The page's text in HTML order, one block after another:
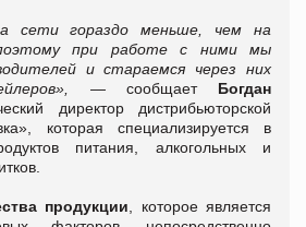
сети гораздо меньше, чем на
поэтому при работе с ними мы
и стараемся через них
— сообщает Богдан
директор дистрибьюторской
которая специализируется в
питания, алкогольных и
продукции , которое является